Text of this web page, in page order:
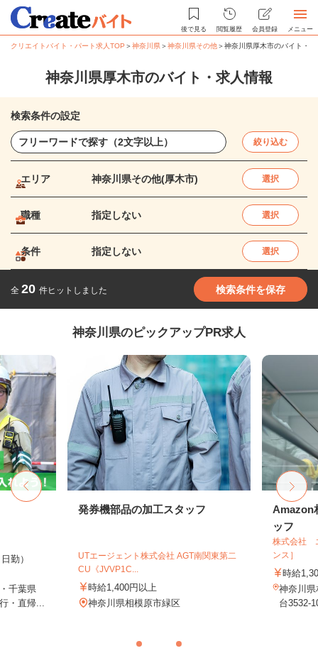
後で見る 閲覧履歴 会員登録 メニュー
クリエイトバイト・パート求人TOP ＞神奈川県＞神奈川県その他＞神奈川県厚木市のバイト・
神奈川県厚木市のバイト・求人情報
検索条件の設定
絞り込む
エリア 神奈川県その他(厚木市) 選択
職種 指定しない 選択
条件 指定しない 選択
全 20 件ヒットしました 検索条件を保存
神奈川県のピックアップPR求人
日勤）
千葉県
・直帰...
発券機部品の加工スタッフ
UTエージェント株式会社 AGT南関東第二
CU《JVVP1C...
時給1,400円以上
神奈川県相模原市緑区
Amazon
ッフ
株式会社
ンス］
時給
神奈川
台